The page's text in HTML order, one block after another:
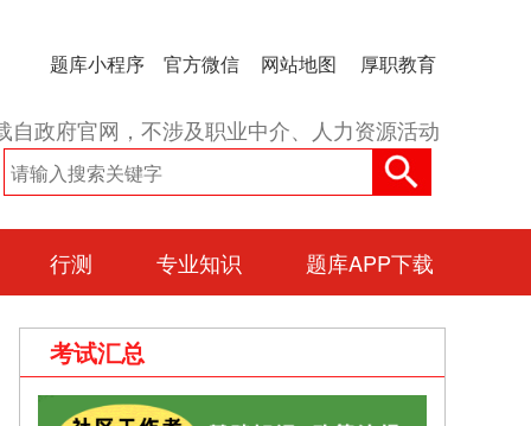
题库小程序 官方微信 网站地图 厚职教育
自政府官网，不涉及职业中介、人力资源活动
行测 专业知识 题库APP下载
考试汇总